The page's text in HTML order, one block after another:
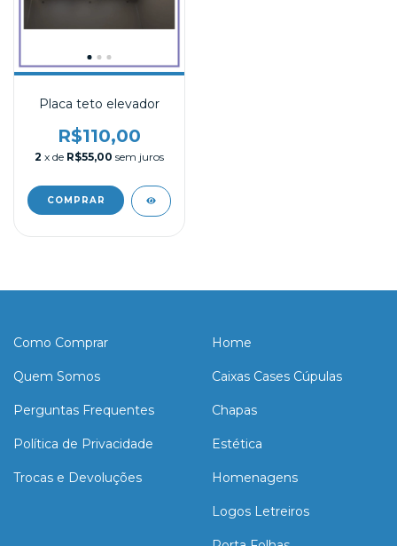
Placa teto elevador
R$110,00
2 x de R$55,00 sem juros
Como Comprar
Quem Somos
Perguntas Frequentes
Política de Privacidade
Trocas e Devoluções
Home
Caixas Cases Cúpulas
Chapas
Estética
Homenagens
Logos Letreiros